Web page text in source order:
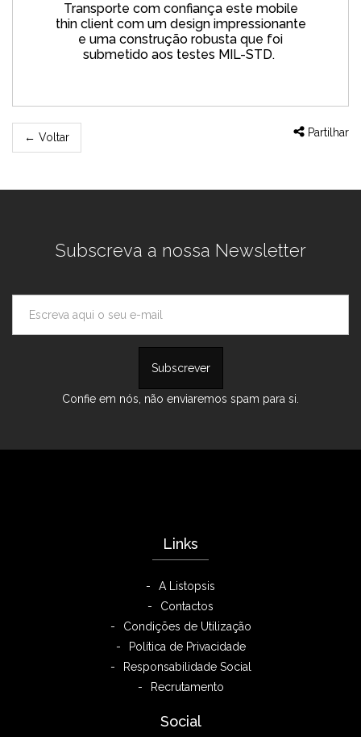
Transporte com confiança este mobile
thin client com um design impressionante
e uma construção robusta que foi
submetido aos testes MIL-STD.
← Voltar Partilhar
Subscreva a nossa Newsletter
Confie em nós, não enviaremos spam para si.
Links
A Listopsis
Contactos
Condições de Utilização
Política de Privacidade
Responsabilidade Social
Recrutamento
Social